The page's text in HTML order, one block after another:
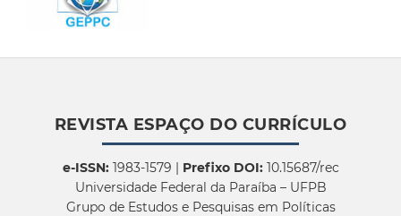
REVISTA ESPAÇO DO CURRÍCULO
e-ISSN:1983-1579 | Prefixo DOI:10.15687/rec
Universidade Federal da Paraíba – UFPB
Grupo de Estudos e Pesquisas em Políticas